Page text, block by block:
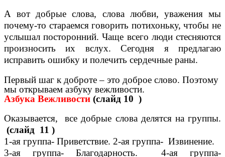
А вот добрые слова, слова любви, уважения мы
почему-то стараемся говорить потихоньку, чтобы не
услышал посторонний. Чаще всего люди стесняются
произносить их вслух. Сегодня я предлагаю
исправить ошибку и полечить сердечные раны.
Первый шаг к доброте – это доброе слово. Поэтому
мы открываем азбуку вежливости.
Азбука Вежливости (слайд 10 )
Оказывается, все добрые слова делятся на группы.
(слайд 11 )
1-ая группа- Приветствие. 2-ая группа- Извинение.
3-ая группа- Благодарность. 4-ая группа-